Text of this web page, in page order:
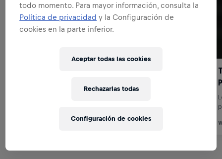
todo momento. Para mayor información, consulta la
Política de privacidad y la Configuración de
cookies en la parte inferior.
Rechazarlas todas
Aceptar todas las cookies
Configuración de cookies